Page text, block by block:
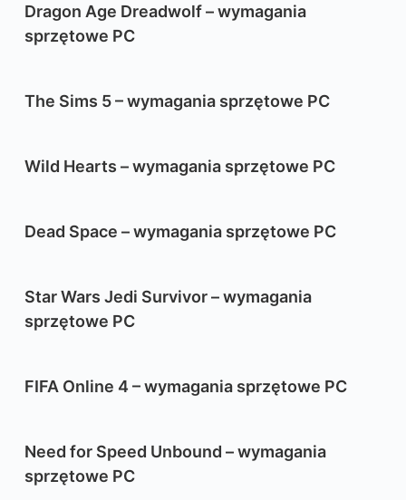
Dragon Age Dreadwolf – wymagania
sprzętowe PC
The Sims 5 – wymagania sprzętowe PC
Wild Hearts – wymagania sprzętowe PC
Dead Space – wymagania sprzętowe PC
Star Wars Jedi Survivor – wymagania
sprzętowe PC
FIFA Online 4 – wymagania sprzętowe PC
Need for Speed Unbound – wymagania
sprzętowe PC